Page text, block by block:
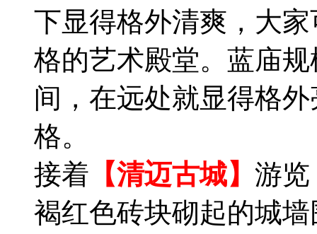
下显得格外清爽，大
格的艺术殿堂。蓝庙
间，在远处就显得格
格。
接着 【清迈古城】 游览
褐红色砖块砌起的城